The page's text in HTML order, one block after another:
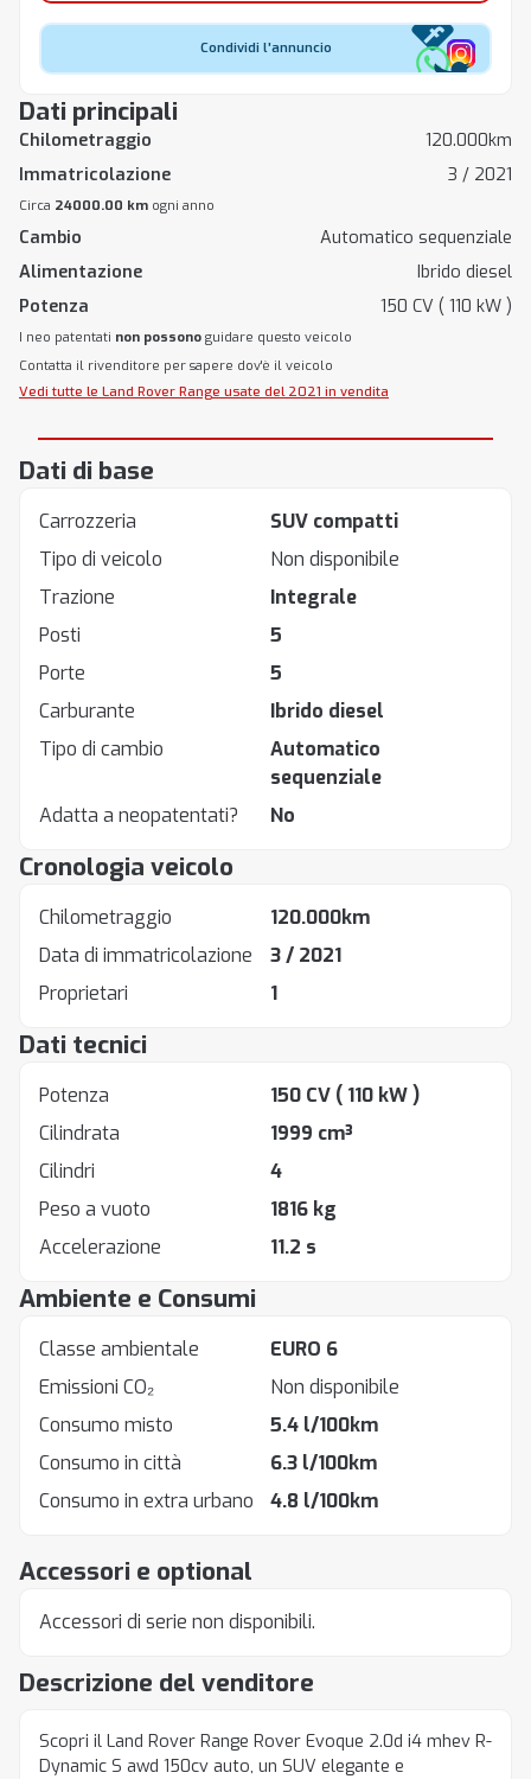
Dati principali
Chilometraggio
120.000km
Immatricolazione
3 / 2021
Circa 24000.00 km ogni anno
Cambio
Automatico sequenziale
Alimentazione
Ibrido diesel
Potenza
150 CV ( 110 kW )
I neo patentati non possono guidare questo veicolo
Contatta il rivenditore per sapere dov'è il veicolo
Vedi tutte le Land Rover Range usate del 2021 in vendita
Condividi l'annuncio
Descrizione del venditore
Scopri il Land Rover Range Rover Evoque 2.0d i4 mhev R-
Dynamic S awd 150cv auto, un SUV elegante e
Accessori e optional
Accessori di serie non disponibili.
Dati di base
Carrozzeria
SUV compatti
Tipo di veicolo
Non disponibile
Trazione
Integrale
Posti
5
Porte
5
Carburante
Ibrido diesel
Tipo di cambio
Automatico
sequenziale
Adatta a neopatentati?
No
Cronologia veicolo
Chilometraggio
120.000km
Data di immatricolazione
3 / 2021
Proprietari
1
Dati tecnici
Potenza 150 CV ( 110 kW )
Cilindrata
1999 cm³
Cilindri
4
Peso a vuoto
1816 kg
Accelerazione
11.2 s
Ambiente e Consumi
Classe ambientale
EURO 6
Emissioni CO₂
Non disponibile
Consumo misto
5.4 l/100km
Consumo in città
6.3 l/100km
Consumo in extra urbano
4.8 l/100km